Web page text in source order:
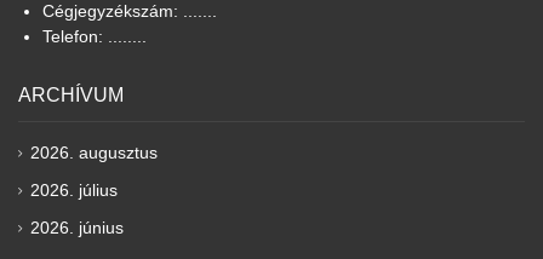
Cégjegyzékszám: .......
Telefon: ........
ARCHÍVUM
2026. augusztus
2026. július
2026. június